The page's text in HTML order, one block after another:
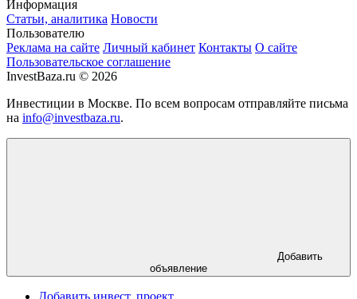
Информация
Статьи, аналитика Новости
Пользователю
Реклама на сайте Личный кабинет Контакты О сайте
Пользовательское соглашение
InvestBaza.ru © 2026
Инвестиции в Москве. По всем вопросам отправляйте письма
на info@investbaza.ru.
Добавить
объявление
Добавить инвест. проект